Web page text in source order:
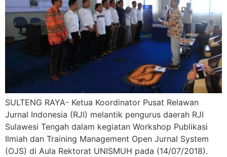
SULTENG RAYA- Ketua Koordinator Pusat Relawan
Jurnal Indonesia (RJI) melantik pengurus daerah RJI
Sulawesi Tengah dalam kegiatan Workshop Publikasi
Ilmiah dan Training Management Open Jurnal System
(OJS) di Aula Rektorat UNISMUH pada (14/07/2018).